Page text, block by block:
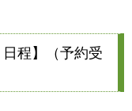
日程】（予約受